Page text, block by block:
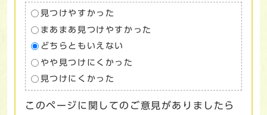
見つけやすかった
まあまあ見つけやすかった
どちらともいえない
やや見つけにくかった
見つけにくかった
このページに関してのご意見がありましたら